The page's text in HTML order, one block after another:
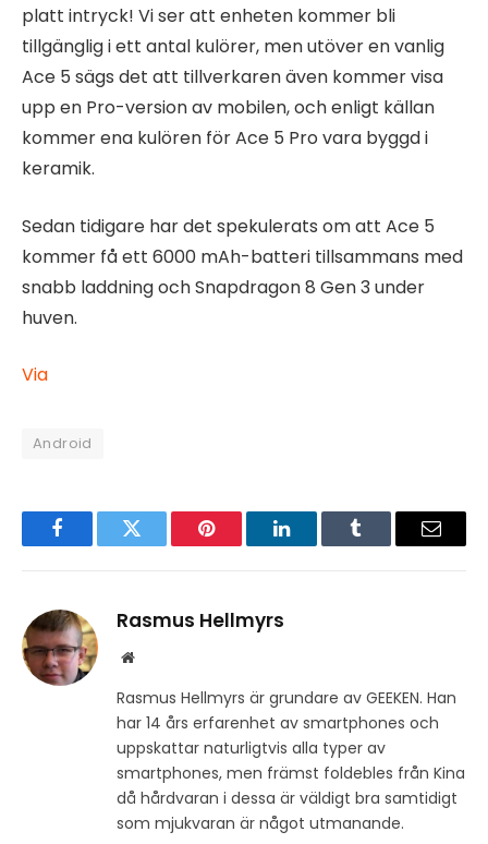
platt intryck! Vi ser att enheten kommer bli
tillgänglig i ett antal kulörer, men utöver en vanlig
Ace 5 sägs det att tillverkaren även kommer visa
upp en Pro-version av mobilen, och enligt källan
kommer ena kulören för Ace 5 Pro vara byggd i
keramik.
Sedan tidigare har det spekulerats om att Ace 5
kommer få ett 6000 mAh-batteri tillsammans med
snabb laddning och Snapdragon 8 Gen 3 under
huven.
Via
Android
FacebookTwitter Pinterest LinkedInTumblr Email
Rasmus Hellmyrs
Website
Rasmus Hellmyrs är grundare av GEEKEN. Han
har 14 års erfarenhet av smartphones och
uppskattar naturligtvis alla typer av
smartphones, men främst foldebles från Kina
då hårdvaran i dessa är väldigt bra samtidigt
som mjukvaran är något utmanande.